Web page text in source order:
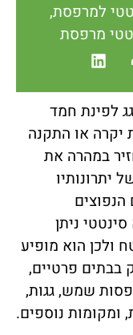
למרפסת,
מרפסת
לפינת חמד
יקרה או התקנה
במהרה את
יתרונותיו
ניתן
ולכן הוא מופיע
בבתים פרטיים,
שמש, גגות,
ומקומות נוספים.